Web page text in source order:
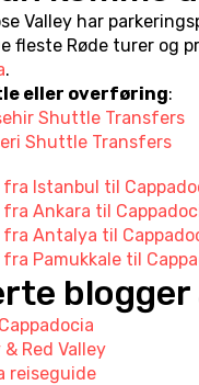
Valley har
fleste Røde turer og
.
eller overføring:
Shuttle Transfers
Shuttle Transfers
Istanbul til
Ankara til
Antalya til
Pamukkale til
& Red Valley
reiseguide